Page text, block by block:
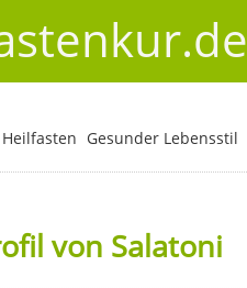
Gesunder Lebensstil
von Salatoni